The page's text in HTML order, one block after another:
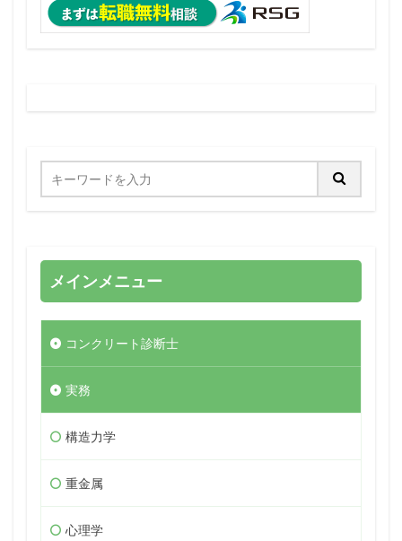
メインメニュー
コンクリート診断士
実務
構造力学
重金属
心理学